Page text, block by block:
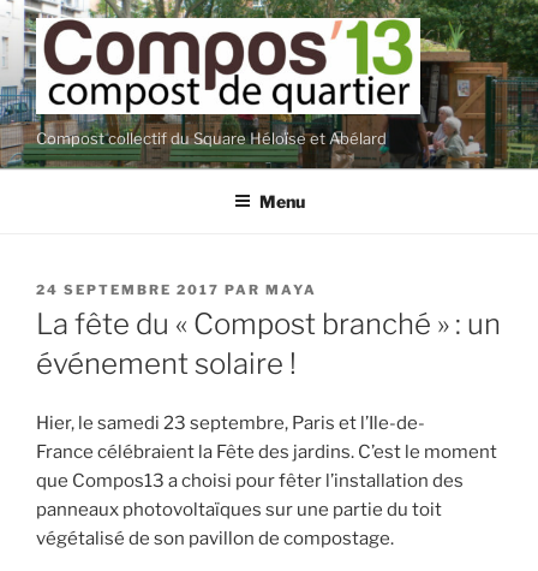
Aller
au
contenu
principal
Compost collectif du Square Héloïse et Abélard
Menu
PUBLIÉ
LE
24 SEPTEMBRE 2017 PAR MAYA
La fête du « Compost branché » : un
événement solaire !
Hier, le samedi 23 septembre, Paris et l’Ile-de-
France célébraient la Fête des jardins. C’est le moment
que Compos13 a choisi pour fêter l’installation des
panneaux photovoltaïques sur une partie du toit
végétalisé de son pavillon de compostage.